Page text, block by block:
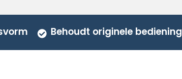
Behoudt originele bediening